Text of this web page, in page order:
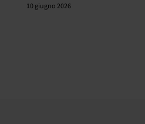
10 giugno 2026